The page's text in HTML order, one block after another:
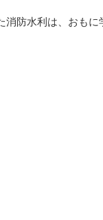
消防水利は、おもに